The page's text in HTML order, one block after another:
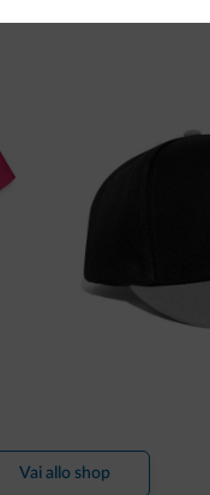
Vai allo shop